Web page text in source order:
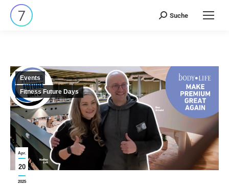
Search:
Suche
Apr.
20
2025
Events
Fitness Future Days